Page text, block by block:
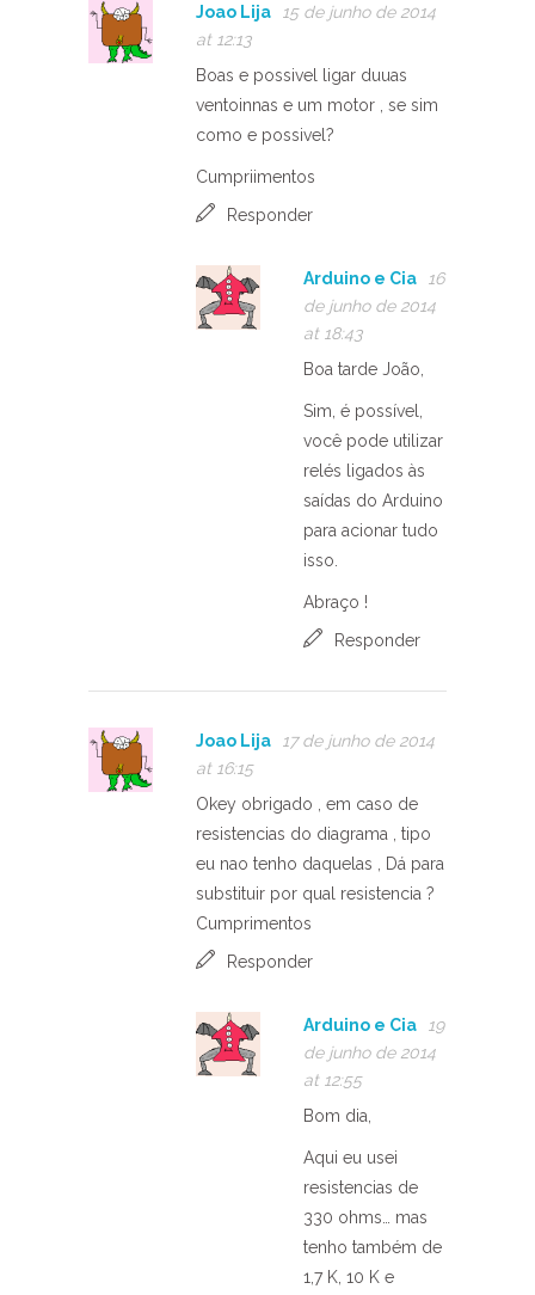
Joao Lija
15 de junho de 2014
at 12:13
Boas e possivel ligar duuas
ventoinnas e um motor , se sim
como e possivel?
Cumpriimentos
Responder
Arduino e Cia
16
de junho de 2014
at 18:43
Boa tarde João,
Sim, é possível,
você pode utilizar
relés ligados às
saídas do Arduino
para acionar tudo
isso.
Abraço !
Responder
Joao Lija
17 de junho de 2014
at 16:15
Okey obrigado , em caso de
resistencias do diagrama , tipo
eu nao tenho daquelas , Dá para
substituir por qual resistencia ?
Cumprimentos
Responder
Arduino e Cia
19
de junho de 2014
at 12:55
Bom dia,
Aqui eu usei
resistencias de
330 ohms… mas
tenho também de
1,7 K, 10 K e